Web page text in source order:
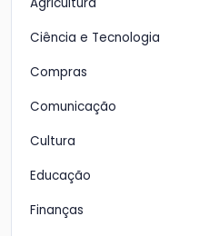
Ciência e Tecnologia
Compras
Comunicação
Cultura
Educação
Finanças